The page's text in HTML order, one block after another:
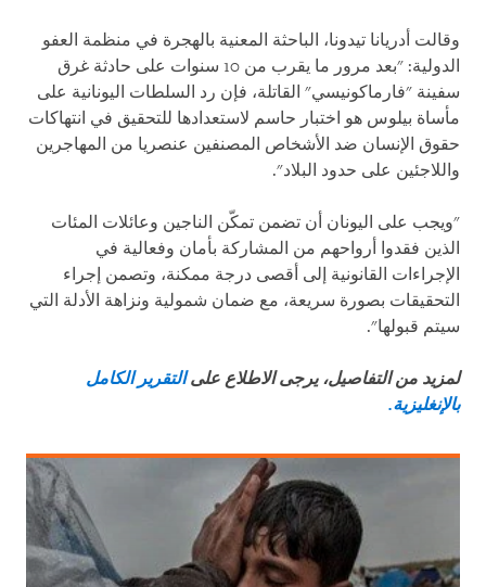
وقالت أدريانا تيدونا، الباحثة المعنية بالهجرة في منظمة العفو
الدولية: "بعد مرور ما يقرب من 10 سنوات على حادثة غرق
سفينة "فارماكونيسي" القاتلة، فإن رد السلطات اليونانية على
مأساة بيلوس هو اختبار حاسم لاستعدادها للتحقيق في انتهاكات
حقوق الإنسان ضد الأشخاص المصنفين عنصريا من المهاجرين
واللاجئين على حدود البلاد".
"ويجب على اليونان أن تضمن تمكّن الناجين وعائلات المئات
الذين فقدوا أرواحهم من المشاركة بأمان وفعالية في
الإجراءات القانونية إلى أقصى درجة ممكنة، وتصمن إجراء
التحقيقات بصورة سريعة، مع ضمان شمولية ونزاهة الأدلة التي
سيتم قبولها".
لمزيد من التفاصيل، يرجى الاطلاع علىالتقرير الكامل
بالإنغليزية.